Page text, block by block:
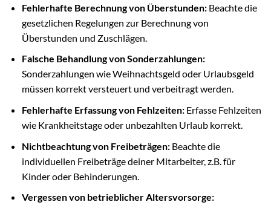
Fehlerhafte Berechnung von Überstunden:Beachte die
gesetzlichen Regelungen zur Berechnung von
Überstunden und Zuschlägen.
Falsche Behandlung von Sonderzahlungen:
Sonderzahlungen wie Weihnachtsgeld oder Urlaubsgeld
müssen korrekt versteuert und verbeitragt werden.
Fehlerhafte Erfassung von Fehlzeiten:Erfasse Fehlzeiten
wie Krankheitstage oder unbezahlten Urlaub korrekt.
Nichtbeachtung von Freibeträgen:Beachte die
individuellen Freibeträge deiner Mitarbeiter, z.B. für
Kinder oder Behinderungen.
Vergessen von betrieblicher Altersvorsorge: